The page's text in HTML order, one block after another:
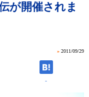
が開催されま
» 2011/09/29
-